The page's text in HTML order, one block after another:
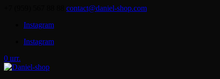
contact@daniel-shop.com
Instagram
Instagram
0 шт.